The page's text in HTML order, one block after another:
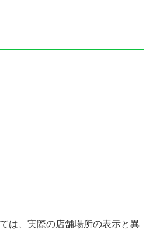
は、実際の店舗場所の表示と異